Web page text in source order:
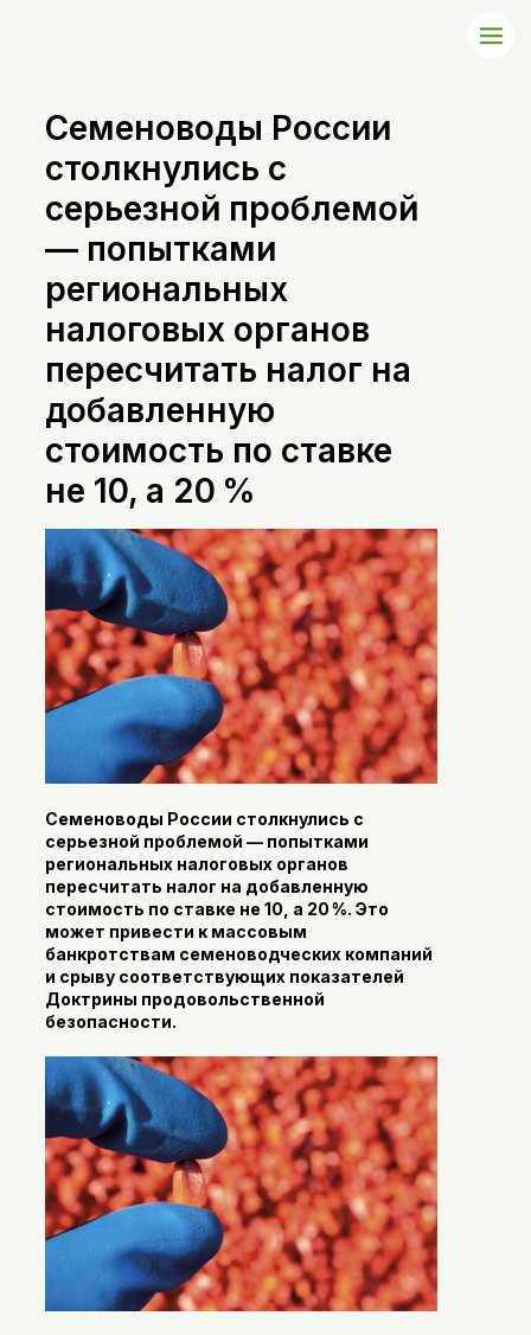
Семеноводы России
столкнулись с
серьезной проблемой
— попытками
региональных
налоговых органов
пересчитать налог на
добавленную
стоимость по ставке
не 10, а 20 %
Семеноводы России столкнулись с
серьезной проблемой — попытками
региональных налоговых органов
пересчитать налог на добавленную
стоимость по ставке не 10, а 20 %. Это
может привести к массовым
банкротствам семеноводческих компаний
и срыву соответствующих показателей
Доктрины продовольственной
безопасности.